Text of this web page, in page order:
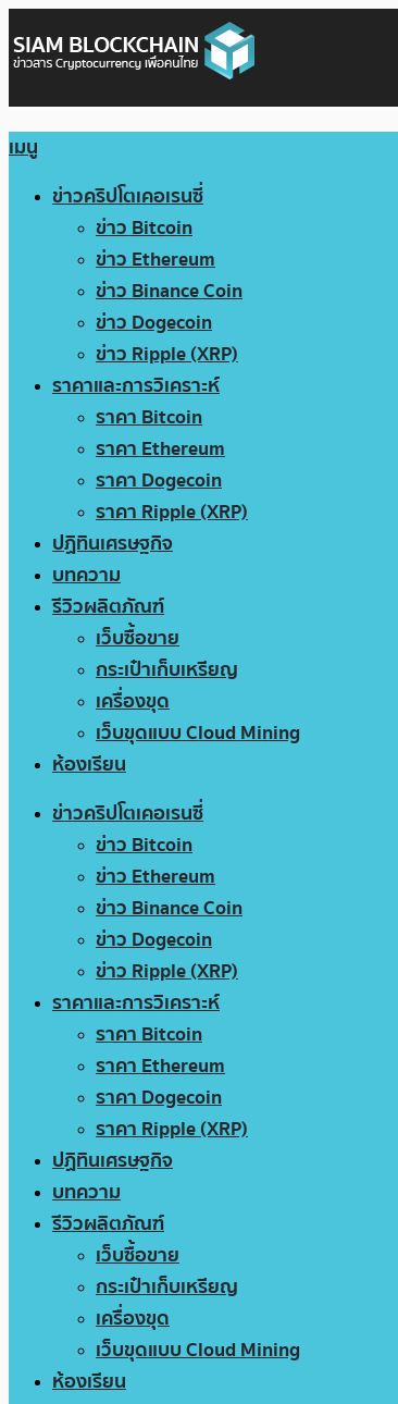
เมนู
ข่าวคริปโตเคอเรนซี่
ข่าว Bitcoin
ข่าว Ethereum
ข่าว Binance Coin
ข่าว Dogecoin
ข่าว Ripple (XRP)
ราคาและการวิเคราะห์
ราคา Bitcoin
ราคา Ethereum
ราคา Dogecoin
ราคา Ripple (XRP)
ปฏิทินเศรษฐกิจ
บทความ
รีวิวผลิตภัณฑ์
เว็บซื้อขาย
กระเป๋าเก็บเหรียญ
เครื่องขุด
เว็บขุดแบบ Cloud Mining
ห้องเรียน
ข่าวคริปโตเคอเรนซี่
ข่าว Bitcoin
ข่าว Ethereum
ข่าว Binance Coin
ข่าว Dogecoin
ข่าว Ripple (XRP)
ราคาและการวิเคราะห์
ราคา Bitcoin
ราคา Ethereum
ราคา Dogecoin
ราคา Ripple (XRP)
ปฏิทินเศรษฐกิจ
บทความ
รีวิวผลิตภัณฑ์
เว็บซื้อขาย
กระเป๋าเก็บเหรียญ
เครื่องขุด
เว็บขุดแบบ Cloud Mining
ห้องเรียน